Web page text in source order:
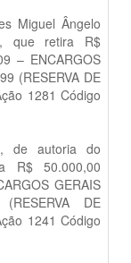
Miguel Ângelo
que retira R$
– ENCARGOS
(RESERVA DE
1281 Código
de autoria do
R$ 50.000,00
GERAIS
DE
1241 Código